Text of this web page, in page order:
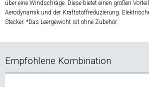
über eine Windschräge. Diese bietet einen großen
Aerodynamik und der Kraftstoffreduzierung.
Stecker. *Das Leergewicht ist ohne Zubehör.
Empfohlene Kombination